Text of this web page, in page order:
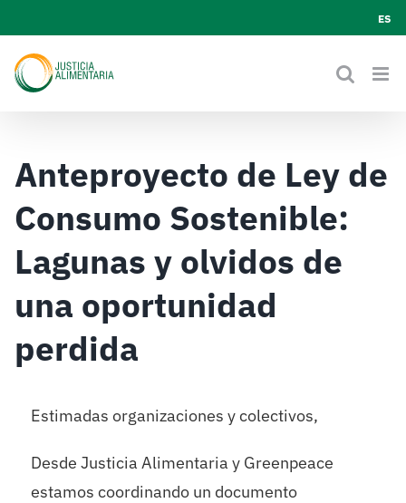
to
content
ES
Anteproyecto de Ley de
Consumo Sostenible:
Lagunas y olvidos de
una oportunidad
perdida
Estimadas organizaciones y colectivos,
Desde Justicia Alimentaria y Greenpeace
estamos coordinando un documento